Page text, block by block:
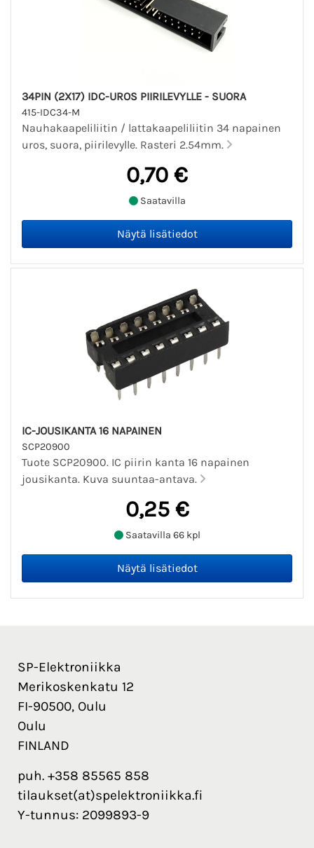
34PIN (2X17) IDC-UROS PIIRILEVYLLE - SUORA
415-IDC34-M
Nauhakaapeliliitin / lattakaapeliliitin 34 napainen
uros, suora, piirilevylle. Rasteri 2.54mm.
0,70 €
Saatavilla
IC-JOUSIKANTA 16 NAPAINEN
SCP20900
Tuote SCP20900. IC piirin kanta 16 napainen
jousikanta. Kuva suuntaa-antava.
0,25 €
Saatavilla 66 kpl
SP-Elektroniikka
Merikoskenkatu 12
FI-90500, Oulu
Oulu
FINLAND
puh. +358 85565 858
tilaukset(at)spelektroniikka.fi
Y-tunnus: 2099893-9